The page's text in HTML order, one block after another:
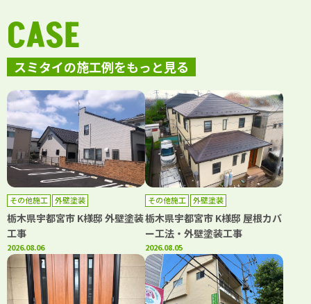
スミタイの施工例をもっと見る
CASE
その他施工 外壁塗装
栃木県宇都宮市 K様邸 外壁塗装
工事
2026.08.06
その他施工 外壁塗装
栃木県宇都宮市 K様邸 屋根カバ
ー工法・外壁塗装工事
2026.08.05